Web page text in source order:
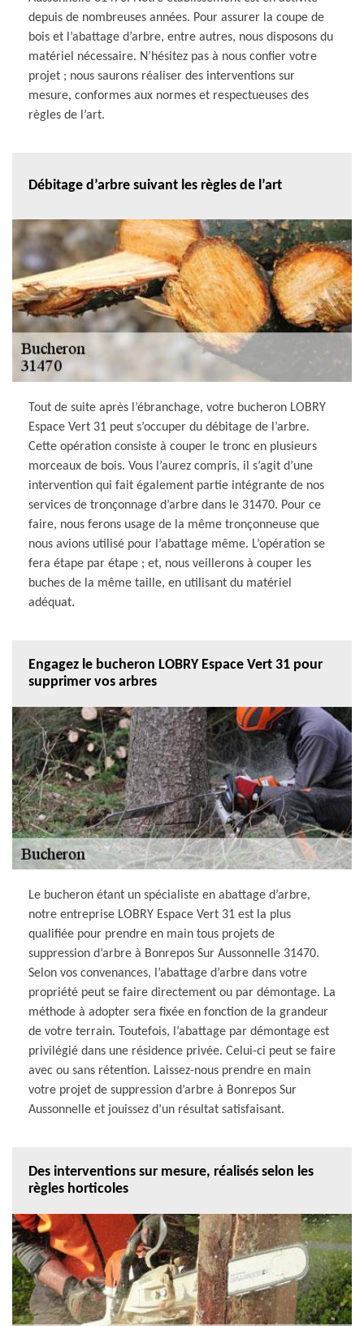
depuis de nombreuses années. Pour assurer la coupe de
bois et l’abattage d’arbre, entre autres, nous disposons du
matériel nécessaire. N’hésitez pas à nous confier votre
projet ; nous saurons réaliser des interventions sur
mesure, conformes aux normes et respectueuses des
règles de l’art.
Débitage d’arbre suivant les règles de l’art
Tout de suite après l’ébranchage, votre bucheron LOBRY
Espace Vert 31 peut s’occuper du débitage de l’arbre.
Cette opération consiste à couper le tronc en plusieurs
morceaux de bois. Vous l’aurez compris, il s’agit d’une
intervention qui fait également partie intégrante de nos
services de tronçonnage d’arbre dans le 31470. Pour ce
faire, nous ferons usage de la même tronçonneuse que
nous avions utilisé pour l’abattage même. L’opération se
fera étape par étape ; et, nous veillerons à couper les
buches de la même taille, en utilisant du matériel
adéquat.
Engagez le bucheron LOBRY Espace Vert 31 pour
supprimer vos arbres
Le bucheron étant un spécialiste en abattage d’arbre,
notre entreprise LOBRY Espace Vert 31 est la plus
qualifiée pour prendre en main tous projets de
suppression d’arbre à Bonrepos Sur Aussonnelle 31470.
Selon vos convenances, l’abattage d’arbre dans votre
propriété peut se faire directement ou par démontage. La
méthode à adopter sera fixée en fonction de la grandeur
de votre terrain. Toutefois, l’abattage par démontage est
privilégié dans une résidence privée. Celui-ci peut se faire
avec ou sans rétention. Laissez-nous prendre en main
votre projet de suppression d’arbre à Bonrepos Sur
Aussonnelle et jouissez d’un résultat satisfaisant.
Des interventions sur mesure, réalisés selon les
règles horticoles